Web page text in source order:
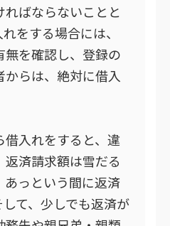
ばならないことと
をする場合には、
無を確認し、登録の
らは、絶対に借入
入れをすると、違
済請求額は雪だる
あっという間に返済
て、少しでも返済が